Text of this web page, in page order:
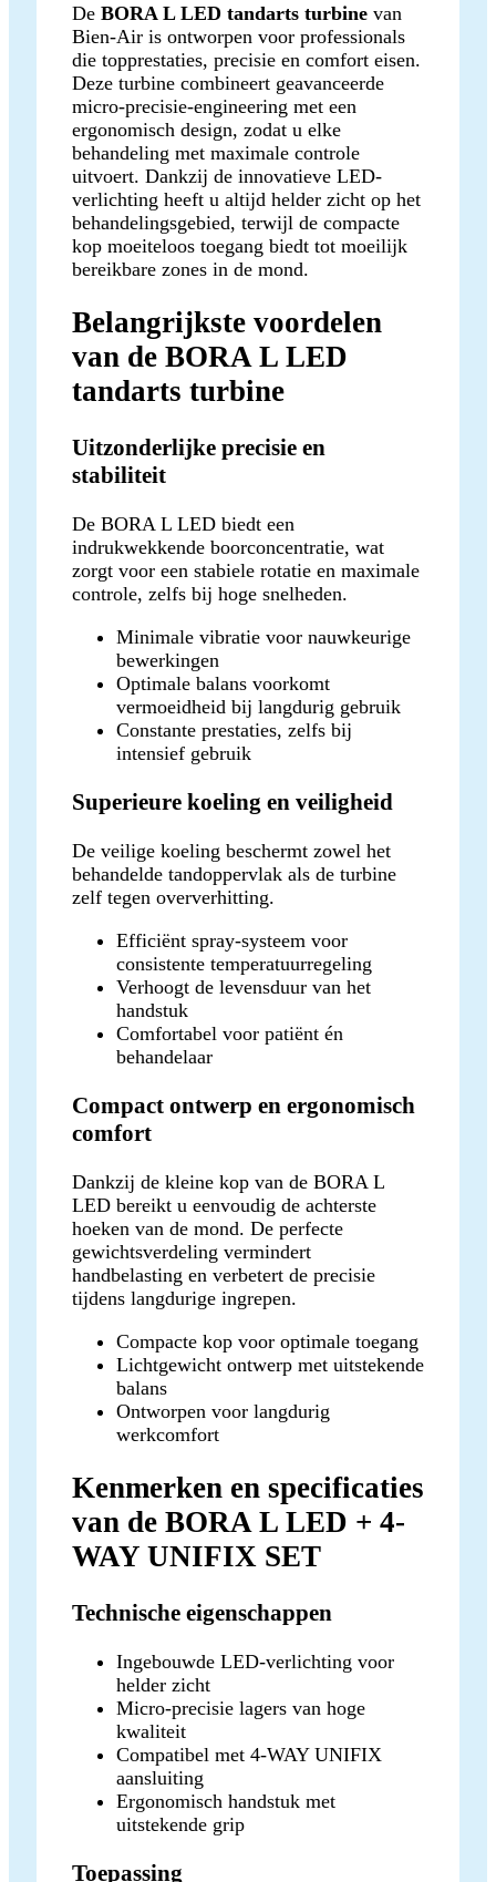
De BORA L LED tandarts turbine van
Bien-Air is ontworpen voor professionals
die topprestaties, precisie en comfort eisen.
Deze turbine combineert geavanceerde
micro-precisie-engineering met een
ergonomisch design, zodat u elke
behandeling met maximale controle
uitvoert. Dankzij de innovatieve LED-
verlichting heeft u altijd helder zicht op het
behandelingsgebied, terwijl de compacte
kop moeiteloos toegang biedt tot moeilijk
bereikbare zones in de mond.
Belangrijkste voordelen
van de BORA L LED
tandarts turbine
Uitzonderlijke precisie en
stabiliteit
De BORA L LED biedt een
indrukwekkende boorconcentratie, wat
zorgt voor een stabiele rotatie en maximale
controle, zelfs bij hoge snelheden.
Minimale vibratie voor nauwkeurige
bewerkingen
Optimale balans voorkomt
vermoeidheid bij langdurig gebruik
Constante prestaties, zelfs bij
intensief gebruik
Superieure koeling en veiligheid
De veilige koeling beschermt zowel het
behandelde tandoppervlak als de turbine
zelf tegen oververhitting.
Efficiënt spray-systeem voor
consistente temperatuurregeling
Verhoogt de levensduur van het
handstuk
Comfortabel voor patiënt én
behandelaar
Compact ontwerp en ergonomisch
comfort
Dankzij de kleine kop van de BORA L
LED bereikt u eenvoudig de achterste
hoeken van de mond. De perfecte
gewichtsverdeling vermindert
handbelasting en verbetert de precisie
tijdens langdurige ingrepen.
Compacte kop voor optimale toegang
Lichtgewicht ontwerp met uitstekende
balans
Ontworpen voor langdurig
werkcomfort
Kenmerken en specificaties
van de BORA L LED + 4-
WAY UNIFIX SET
Technische eigenschappen
Ingebouwde LED-verlichting voor
helder zicht
Micro-precisie lagers van hoge
kwaliteit
Compatibel met 4-WAY UNIFIX
aansluiting
Ergonomisch handstuk met
uitstekende grip
Toepassing